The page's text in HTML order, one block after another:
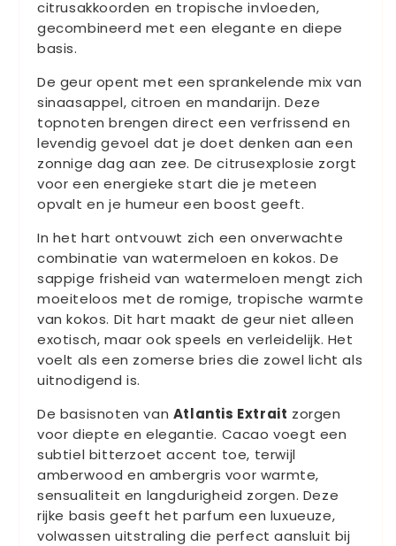
citrusakkoorden en tropische invloeden,
gecombineerd met een elegante en diepe
basis.
De geur opent met een sprankelende mix van
sinaasappel, citroen en mandarijn. Deze
topnoten brengen direct een verfrissend en
levendig gevoel dat je doet denken aan een
zonnige dag aan zee. De citrusexplosie zorgt
voor een energieke start die je meteen
opvalt en je humeur een boost geeft.
In het hart ontvouwt zich een onverwachte
combinatie van watermeloen en kokos. De
sappige frisheid van watermeloen mengt zich
moeiteloos met de romige, tropische warmte
van kokos. Dit hart maakt de geur niet alleen
exotisch, maar ook speels en verleidelijk. Het
voelt als een zomerse bries die zowel licht als
uitnodigend is.
De basisnoten van Atlantis Extrait zorgen
voor diepte en elegantie. Cacao voegt een
subtiel bitterzoet accent toe, terwijl
amberwood en ambergris voor warmte,
sensualiteit en langdurigheid zorgen. Deze
rijke basis geeft het parfum een luxueuze,
volwassen uitstraling die perfect aansluit bij